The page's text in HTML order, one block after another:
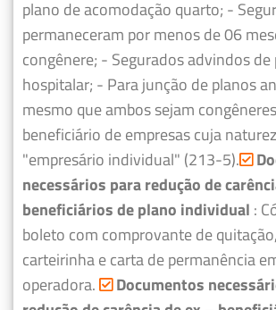
plano de acomodação quarto; -
permaneceram por menos de 06
congênere; - Segurados advindos de
hospitalar; - Para junção de planos
mesmo que ambos sejam
beneficiário de empresas cuja
"empresário individual" (213-5).
necessários para redução de
beneficiários de plano individual :
boleto com comprovante de
carteirinha e carta de permanência
operadora.
Documentos